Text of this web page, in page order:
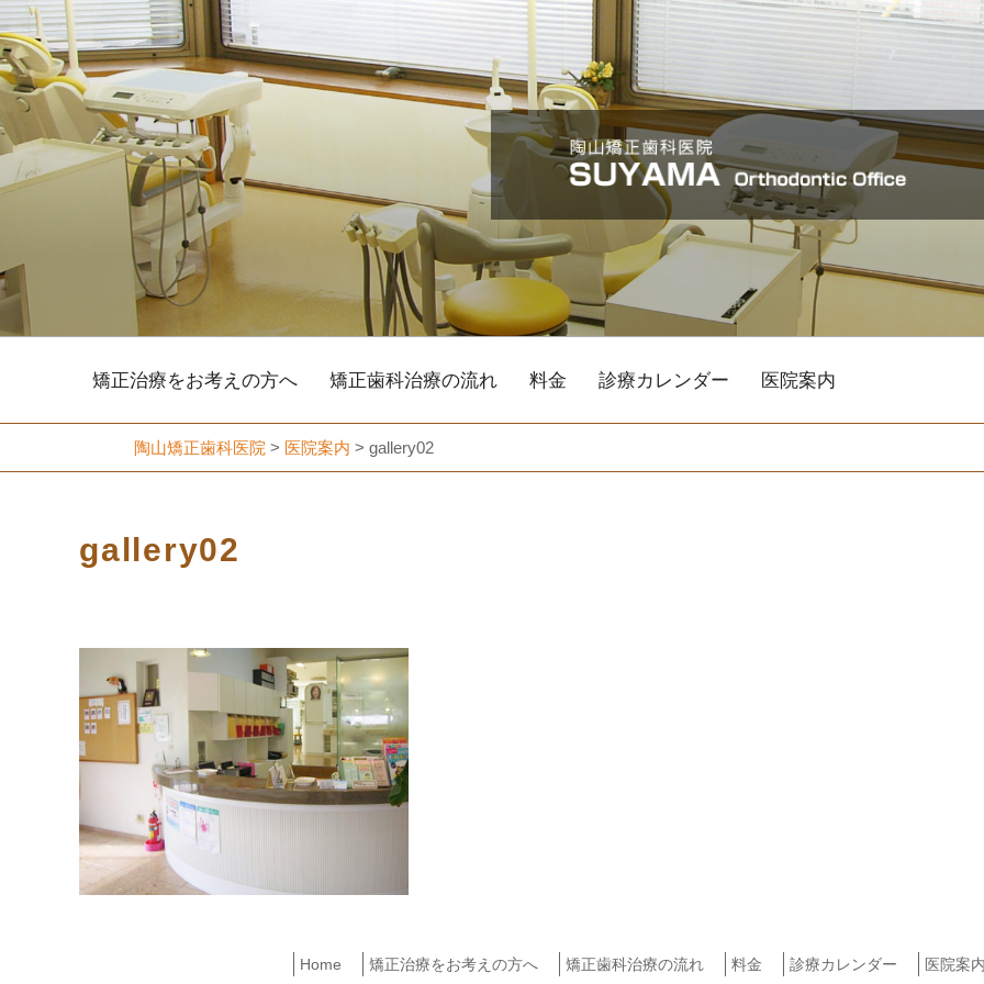
コ
ン
テ
ン
ツ
へ
ス
プ
矯正治療をお考えの方へ 矯正歯科治療の流れ 料金 診療カレンダー 医院案内
陶山矯正歯科医院 > 医院案内 > gallery02
gallery02
Home 矯正治療をお考えの方へ 矯正歯科治療の流れ 料金 診療カレンダー 医院案内